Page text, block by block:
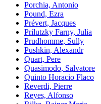
Porchia, Antonio
Pound, Ezra
Prévert, Jacques
Prilutzky Farny, Julia
Prudhomme, Sully
Pushkin, Alexandr
Quart, Pere
Quasimodo, Salvatore
Quinto Horacio Flaco
Reverdi, Pierre
Reyes, Alfonso